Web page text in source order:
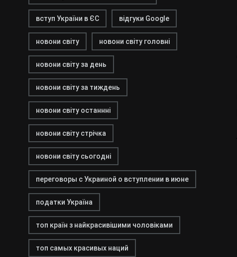
вступ України в ЄС відгуки Google
новони світу новони світу головні
новони світу за день
новони світу за тиждень
новони світу останнні
новони світу стрічка
новони світу сьогодні
переговоры с Украиной о вступлении в июне
податки Україна
топ країн з найкрасивішими чоловіками
топ самых красивых наций